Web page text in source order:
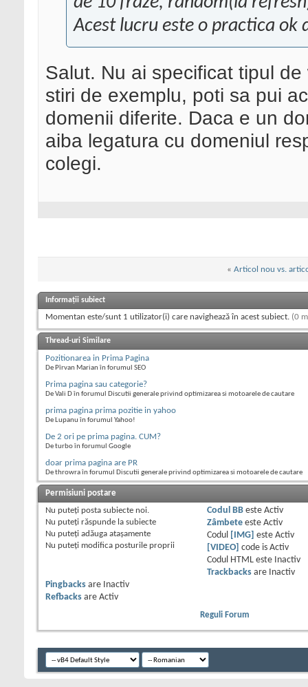
Acest lucru este o practica ok
Salut. Nu ai specificat tipul
stiri de exemplu, poti sa pui
domenii diferite. Daca e un
aiba legatura cu domeniul
colegi.
« Articol nou vs.
Informații subiect
Momentan este/sunt 1 utilizator(i) care navighează în acest subiect. (0
Thread-uri Similare
Pozitionarea in Prima Pagina
De Pîrvan Marian în forumul SEO
Prima pagina sau categorie?
De Vali D în forumul Discutii generale privind optimizarea si motoarele de cautare
prima pagina prima pozitie in yahoo
De Lupanu în forumul Yahoo!
De 2 ori pe prima pagina. CUM?
De turbo în forumul Google
doar prima pagina are PR
De throwra în forumul Discutii generale privind optimizarea si motoarele de cautare
Permisiuni postare
Nu puteţi posta subiecte noi.
Nu puteţi răspunde la subiecte
Nu puteţi adăuga ataşamente
Nu puteţi modifica posturile proprii
Codul BBeste Activ
Zâmbeteeste Activ
Codul
[IMG] este Activ
[VIDEO]
code is Activ
Codul HTML este
Inactiv
Trackbacksare
Inactiv
Pingbacks are
Inactiv
Refbacks are Activ
Reguli Forum